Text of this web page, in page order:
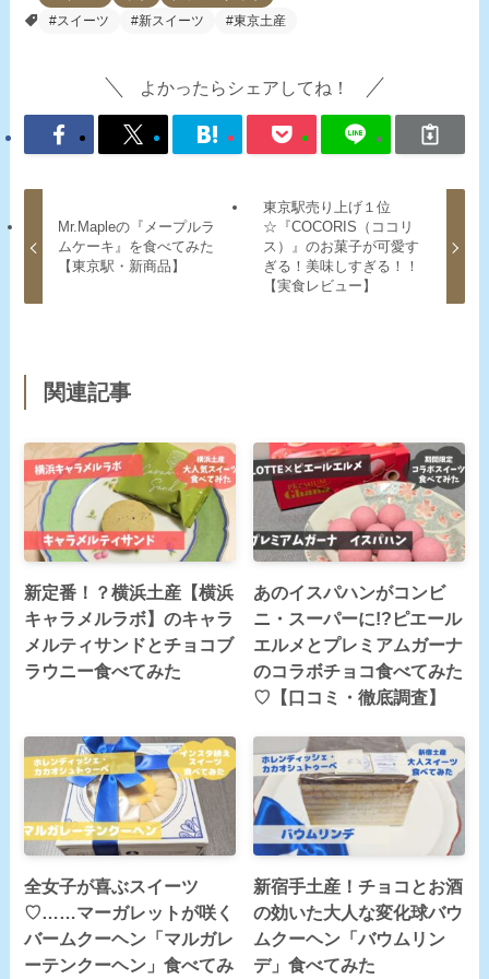
#スイーツ
#新スイーツ #東京土産
よかったらシェアしてね！
Mr.Mapleの『メープルラ
ムケーキ』を食べてみた
【東京駅・新商品】
東京駅売り上げ１位
☆『COCORIS（ココリ
ス）』のお菓子が可愛す
ぎる！美味しすぎる！！
【実食レビュー】
関連記事
新定番！？横浜土産【横浜
キャラメルラボ】のキャラ
メルティサンドとチョコブ
ラウニー食べてみた
あのイスパハンがコンビ
ニ・スーパーに!?ピエール
エルメとプレミアムガーナ
のコラボチョコ食べてみた
♡【口コミ・徹底調査】
全女子が喜ぶスイーツ
♡……マーガレットが咲く
バームクーヘン「マルガレ
ーテンクーヘン」食べてみ
新宿手土産！チョコとお酒
の効いた大人な変化球バウ
ムクーヘン「バウムリン
デ」食べてみた